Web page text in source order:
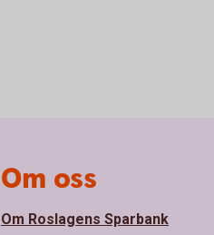
Om oss
Om Roslagens Sparbank